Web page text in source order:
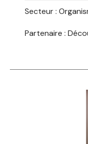
Secteur :
Partenaire :